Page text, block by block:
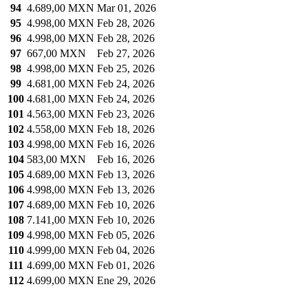
94 4.689,00 MXN Mar 01, 2026
95 4.998,00 MXN Feb 28, 2026
96 4.998,00 MXN Feb 28, 2026
97 667,00 MXN
Feb 27, 2026
98 4.998,00 MXN Feb 25, 2026
99 4.681,00 MXN Feb 24, 2026
100 4.681,00 MXN Feb 24, 2026
101 4.563,00 MXN Feb 23, 2026
102 4.558,00 MXN Feb 18, 2026
103 4.998,00 MXN Feb 16, 2026
104 583,00 MXN
Feb 16, 2026
105 4.689,00 MXN Feb 13, 2026
106 4.998,00 MXN Feb 13, 2026
107 4.689,00 MXN Feb 10, 2026
108 7.141,00 MXN Feb 10, 2026
109 4.998,00 MXN Feb 05, 2026
110 4.999,00 MXN Feb 04, 2026
111 4.699,00 MXN Feb 01, 2026
112 4.699,00 MXN Ene 29, 2026